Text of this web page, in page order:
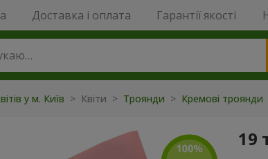
Доставка і оплата Гарантії якості
у м. Київ > Квіти > Троянди > Кремові троянди
19